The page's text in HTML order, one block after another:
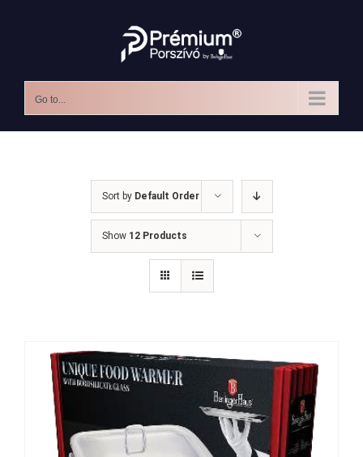
Go to...
Sort by Default Order
Show 12 Products